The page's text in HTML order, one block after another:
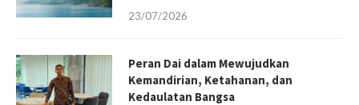
23/07/2026
Peran Dai dalam Mewujudkan
Kemandirian, Ketahanan, dan
Kedaulatan Bangsa